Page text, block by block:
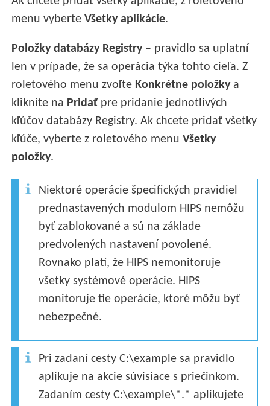
menu vyberteVšetky aplikácie.
Položky databázy Registry – pravidlo sa uplatní
len v prípade, že sa operácia týka tohto cieľa. Z
roletového menu zvoľte Konkrétne položkya
kliknite na Pridať pre pridanie jednotlivých
kľúčov databázy Registry. Ak chcete pridať všetky
kľúče, vyberte z roletového menuVšetky
položky.
Niektoré operácie špecifických pravidiel
prednastavených modulom HIPS nemôžu
byť zablokované a sú na základe
predvolených nastavení povolené.
Rovnako platí, že HIPS nemonitoruje
všetky systémové operácie. HIPS
monitoruje tie operácie, ktoré môžu byť
nebezpečné.
Pri zadaní cesty C:\example sa pravidlo
aplikuje na akcie súvisiace s priečinkom.
Zadaním cesty C:\example\*.* aplikujete